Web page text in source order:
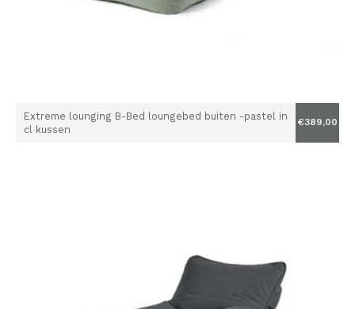
Extreme lounging B-Bed loungebed buiten -pastel in
cl kussen
€389,00